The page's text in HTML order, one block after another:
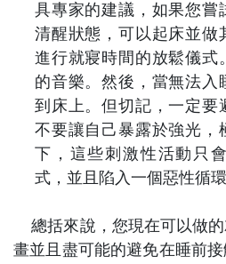
具專家的建議，如果您嘗
清醒狀態，可以起床並做
進行就寢時間的放鬆儀式
的音樂。然後，當無法入
到床上。但切記，一定要
不要讓自己暴露於強光，
下，這些刺激性活動只
式，並且陷入一個惡性循環
總括來說，您現在可以做
畫並且盡可能的避免在睡前